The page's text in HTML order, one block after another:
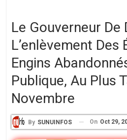
Le Gouverneur De
L’enlèvement Des
Engins
Publique, Au Plus
Novembre
By SUNUINFOS On Oct 29,